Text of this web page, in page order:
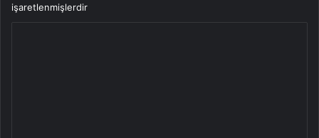
işaretlenmişlerdir